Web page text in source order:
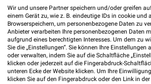
Ernsting's family Bautzen
Reichenstraße 18
02625 Bautzen
Heute 09:00 - 19:00 Uhr |
164,59 km
Wir und unsere Partner speichern und/oder greifen
einem Gerät zu, wie z. B. eindeutige IDs in cookie und
Browserspeichern, um personenbezogene Daten zu
Anbieter verarbeiten Ihre personenbezogenen Daten
aufgrund eines berechtigten Interesses. Um dem zu
Sie die „Einstellungen“. Sie können Ihre Einstellungen
oder verwalten, indem Sie auf die Schaltfläche
klicken oder jederzeit auf die Fingerabdruck-
unteren Ecke der Website klicken. Um Ihre
klicken Sie auf den Fingerabdruck oder den Link in